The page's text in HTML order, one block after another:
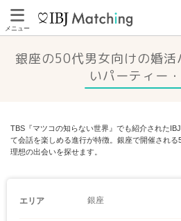
メニュー
銀座の50代男女向けの婚活
いパーティー
TBS『マツコの知らない世界』でも紹介された
て会話を楽しめる進行が特徴。銀座で開催され
理想の出会いを探せます。
エリア 銀座